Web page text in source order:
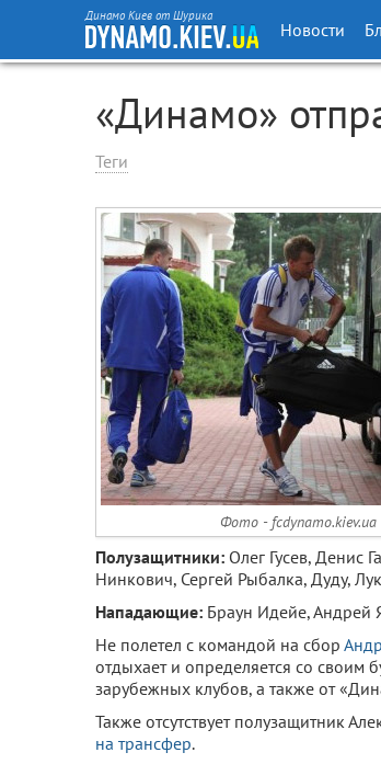
Динамо Киев от Шурика
Новости
«Динамо»
Теги
Фото - fcdynamo.kiev.ua
Полузащитники: Олег Гусев, Денис
Нинкович, Сергей Рыбалка, Дуду,
Нападающие: Браун Идейе, Андрей
Не полетел с командой на сбор
отдыхает и определяется со своим
зарубежных клубов, а также от
Также отсутствует полузащитник
на трансфер.